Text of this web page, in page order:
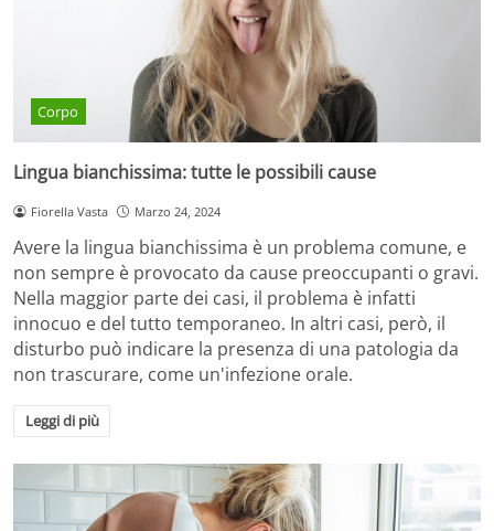
Corpo
Lingua bianchissima: tutte le possibili cause
Fiorella Vasta Marzo 24, 2024
Avere la lingua bianchissima è un problema comune, e
non sempre è provocato da cause preoccupanti o gravi.
Nella maggior parte dei casi, il problema è infatti
innocuo e del tutto temporaneo. In altri casi, però, il
disturbo può indicare la presenza di una patologia da
non trascurare, come un'infezione orale.
Leggi di più